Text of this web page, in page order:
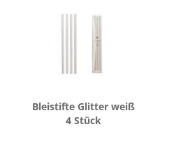
Blei­stif­te Glit­ter weiß
4 Stück